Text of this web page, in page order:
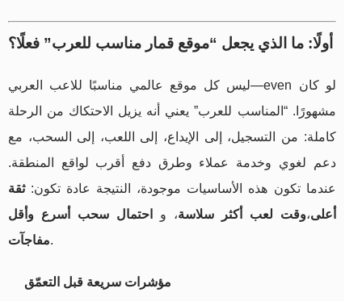
أولًا: ما الذي يجعل “موقع قمار مناسب للعرب” فعلًا؟
ليس كل موقع عالمي مناسبًا للاعب العربي—even لو كان
مشهورًا. “المناسب للعرب” يعني أنه يزيل الاحتكاك من الرحلة
كاملة: من التسجيل، إلى الإيداع، إلى اللعب، إلى السحب، مع
دعم لغوي وخدمة عملاء وطرق دفع أقرب لواقع المنطقة.
عندما تكون هذه الأساسيات موجودة، النتيجة عادة تكون:ثقة
أعلى،وقت لعب أكثر سلاسة، و
احتمال سحب أسرع وأقل
مفاجآت.
مؤشرات سريعة قبل التعمّق